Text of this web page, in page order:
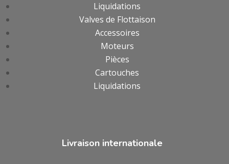
Liquidations
Valves de Flottaison
Accessoires
Moteurs
Pièces
Cartouches
Liquidations
Livraison internationale